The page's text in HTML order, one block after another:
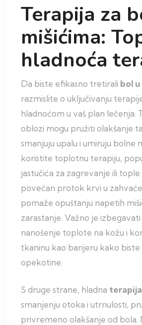
Terapija za
mišićima:
hladnoća
Da biste efikasno tretirali bol u
razmislite o uključivanju
hladnoćom u vaš plan lečenja.
oblozi mogu pružiti olakšanje
smanjuju upalu i umiruju bolne
koristite toplotnu terapiju,
jastučića za zagrevanje ili tople
povećan protok krvi u
pomaže opuštanju napetih
zarastanje. Važno je
nanošenje toplote na kožu i
tkaninu kao barijeru kako biste
opekotine.
S druge strane, hladna terapija
smanjenju otoka i utrnulosti,
privremeno olakšanje od